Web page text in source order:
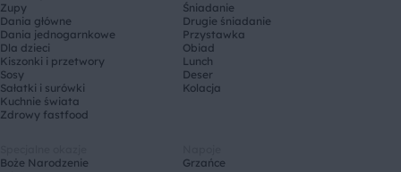
Zupy
Dania główne
Dania jednogarnkowe
Dla dzieci
Kiszonki i przetwory
Sosy
Sałatki i surówki
Kuchnie świata
Zdrowy fastfood
Śniadanie
Drugie śniadanie
Przystawka
Obiad
Lunch
Deser
Kolacja
Boże Narodzenie
Grzańce